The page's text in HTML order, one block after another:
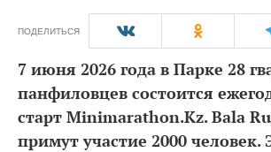
ПОДЕЛИТЬСЯ
7 июня 2026 года в Парке 28
панфиловцев состоится
старт Minimarathon.Kz. Bala
примут участие 2000 человек.